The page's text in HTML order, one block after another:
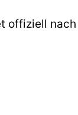
offiziell